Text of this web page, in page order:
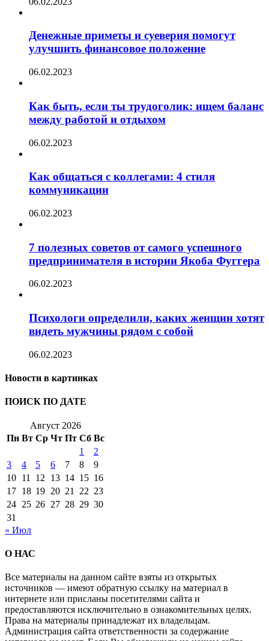
Денежные приметы и суеверия помогут
улучшить финансовое положение
06.02.2023
Как быть, если ты трудоголик: ищем баланс
между работой и отдыхом
06.02.2023
Как общаться с коллегами: 4 стиля
коммуникации
06.02.2023
7 полезных советов от самого успешного
предпринимателя в истории Якоба Фуггера
06.02.2023
Психологи определили, каких женщин хотят
видеть мужчины рядом с собой
06.02.2023
Новости в картинках
ПОИСК ПО ДАТЕ
Август 2026
Пн Вт Ср Чт Пт Сб Вс
1
2
3
4 5 6 7 8
9
10 11 12 13 14 15 16
17 18 19 20 21 22 23
24 25 26 27 28 29 30
31
« Июл
О НАС
Все материалы на данном сайте взяты из открытых
источников — имеют обратную ссылку на материал в
интернете или присланы посетителями сайта и
предоставляются исключительно в ознакомительных целях.
Права на материалы принадлежат их владельцам.
Администрация сайта ответственности за содержание